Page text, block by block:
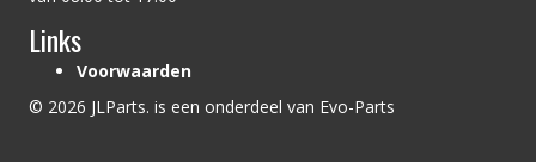
Links
Voorwaarden
© 2026 JLParts. is een onderdeel van Evo-Parts